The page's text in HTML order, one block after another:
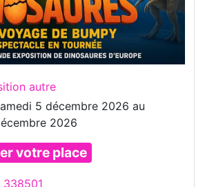
autre
5 décembre 2026 au
2026
votre place
338501